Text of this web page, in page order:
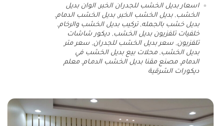
اسعار بديل الخشب للجدران الخبر,الوان بديل
الخشب ,بديل الخشب الخبر,بديل الخشب الدمام,
بديل خشب بالجمله,تركيب بديل الخشب والرخام,
خلفيات تلفزيون بديل الخشب , ديكور شاشات
تلفزيون, سعر بديل الخشب للجدران, سعر متر
بديل الخشب ,محلات بيع بديل الخشب في
الدمام,مصنع مقنا بديل الخشب الدمـام,معلم
ديكورات الشرقية